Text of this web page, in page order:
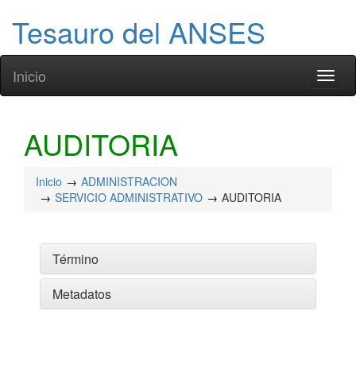
Tesauro del ANSES
Inicio
AUDITORIA
Inicio
ADMINISTRACION
SERVICIO ADMINISTRATIVO
AUDITORIA
Término
Metadatos